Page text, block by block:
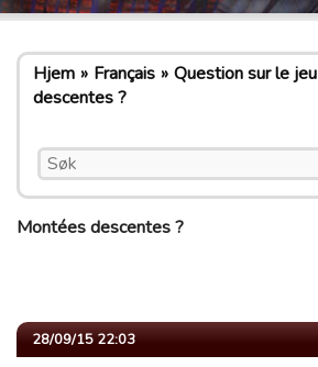
Hjem Français Question sur le jeu
descentes ?
Montées descentes ?
28/09/15 22:03